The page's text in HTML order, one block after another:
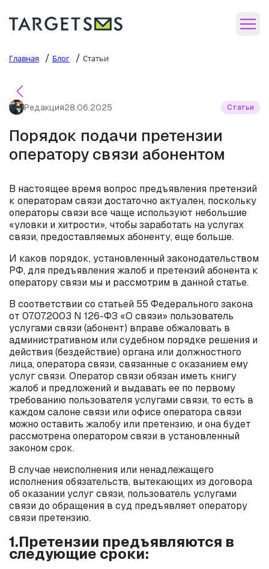
Главная / Блог / Статьи
Редакция28.06.2025 Статьи
Порядок подачи претензии
оператору связи абонентом
В настоящее время вопрос предъявления претензий
к операторам связи достаточно актуален, поскольку
операторы связи все чаще используют небольшие
«уловки и хитрости», чтобы заработать на услугах
связи, предоставляемых абоненту, еще больше.
И каков порядок, установленный законодательством
РФ, для предъявления жалоб и претензий абонента к
оператору связи мы и рассмотрим в данной статье.
В соответствии со статьей 55 Федерального закона
от 07.07.2003 N 126-ФЗ «О связи» пользователь
услугами связи (абонент) вправе обжаловать в
административном или судебном порядке решения и
действия (бездействие) органа или должностного
лица, оператора связи, связанные с оказанием ему
услуг связи. Оператор связи обязан иметь книгу
жалоб и предложений и выдавать ее по первому
требованию пользователя услугами связи, то есть в
каждом салоне связи или офисе оператора связи
можно оставить жалобу или претензию, и она будет
рассмотрена оператором связи в установленный
законом срок.
В случае неисполнения или ненадлежащего
исполнения обязательств, вытекающих из договора
об оказании услуг связи, пользователь услугами
связи до обращения в суд предъявляет оператору
связи претензию.
1.Претензии предъявляются в
следующие сроки: